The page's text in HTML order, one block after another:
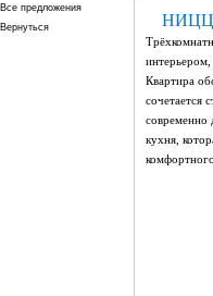
Все предложения
Вернуться
Квартира
сочетается
современно
кухня,